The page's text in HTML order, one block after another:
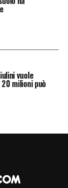
vuole
milioni può